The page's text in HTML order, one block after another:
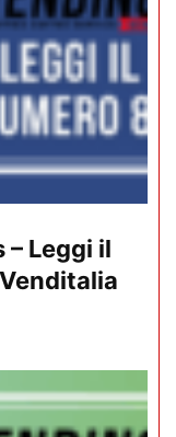
– Leggi il